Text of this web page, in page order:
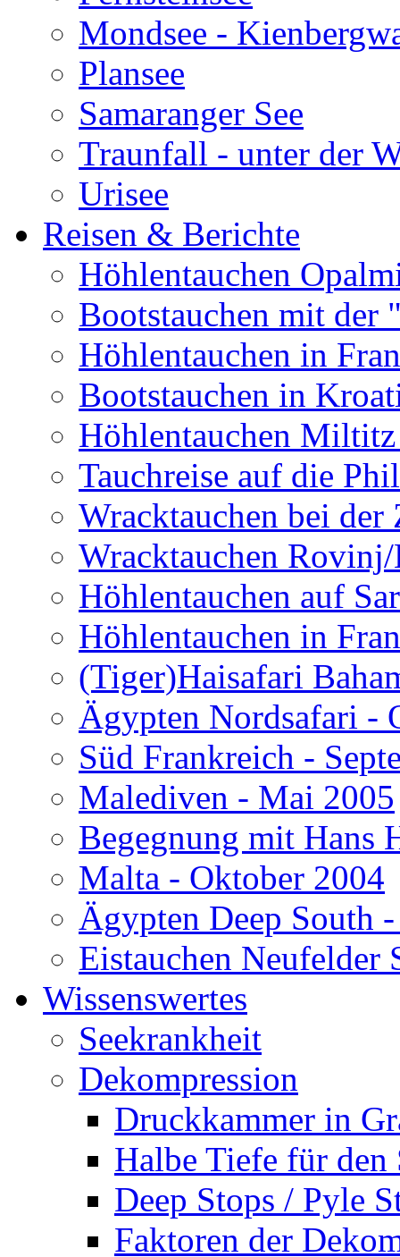
Mondsee -
Plansee
Samaranger See
Traunfall - unter der
Urisee
Reisen & Berichte
Höhlentauchen
Bootstauchen mit
Höhlentauchen in
Bootstauchen in
Höhlentauchen
Tauchreise auf die
Wracktauchen bei der
Wracktauchen
Höhlentauchen auf
Höhlentauchen in
(Tiger)Haisafari
Ägypten Nordsafari -
Süd Frankreich -
Malediven - Mai 2005
Begegnung mit Hans
Malta - Oktober 2004
Ägypten Deep South
Eistauchen Neufelder
Wissenswertes
Seekrankheit
Dekompression
Druckkammer in
Halbe Tiefe für den
Deep Stops / Pyle
Faktoren der